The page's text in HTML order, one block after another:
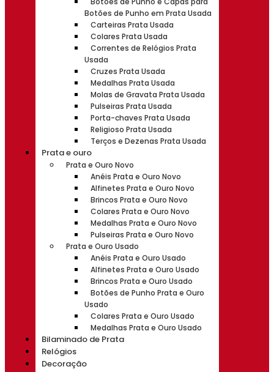
Botões de Punho em Prata Usada
Carteiras Prata Usada
Colares Prata Usada
Correntes de Relógios Prata
Usada
Cruzes Prata Usada
Medalhas Prata Usada
Molas de Gravata Prata Usada
Pulseiras Prata Usada
Porta-chaves Prata Usada
Religioso Prata Usada
Terços e Dezenas Prata Usada
Prata e ouro
Prata e Ouro Novo
Anéis Prata e Ouro Novo
Alfinetes Prata e Ouro Novo
Brincos Prata e Ouro Novo
Colares Prata e Ouro Novo
Medalhas Prata e Ouro Novo
Pulseiras Prata e Ouro Novo
Prata e Ouro Usado
Anéis Prata e Ouro Usado
Alfinetes Prata e Ouro Usado
Brincos Prata e Ouro Usado
Botões de Punho Prata e Ouro
Usado
Colares Prata e Ouro Usado
Medalhas Prata e Ouro Usado
Bilaminado de Prata
Relógios
Decoração